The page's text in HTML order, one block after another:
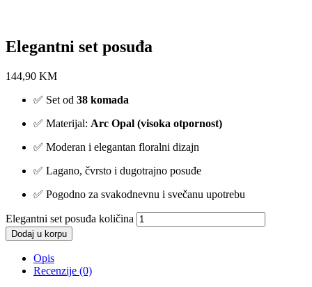
Elegantni set posuđa
144,90 KM
✅ Set od 38 komada
✅ Materijal: Arc Opal (visoka otpornost)
✅ Moderan i elegantan floralni dizajn
✅ Lagano, čvrsto i dugotrajno posuđe
✅ Pogodno za svakodnevnu i svečanu upotrebu
Elegantni set posuđa količina
Dodaj u korpu
Opis
Recenzije (0)